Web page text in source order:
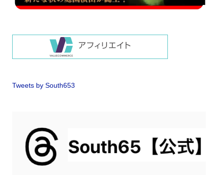
Tweets by South653